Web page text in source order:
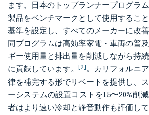
ます。日本のトップランナープログラ
製品をベンチマークとして使用するこ
基準を設定し、すべてのメーカーに改善
同プログラムは高効率家電・車両の普
ギー使用量と排出量を削減しながら持
に貢献しています。 [2]。カリフォルニ
律を補完する形でリベートを提供し、
ーシステムの設置コストを15〜20%削
者はより速い冷却と静音動作も評価し